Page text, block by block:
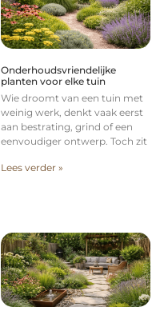
Onderhoudsvriendelijke
planten voor elke tuin
Wie droomt van een tuin met
weinig werk, denkt vaak eerst
aan bestrating, grind of een
eenvoudiger ontwerp. Toch zit
Lees verder »